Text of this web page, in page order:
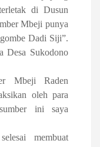
di Dusun
Mbeji punya
Dadi Siji”.
Desa Sukodono
Mbeji Raden
oleh para
ini saya
membuat